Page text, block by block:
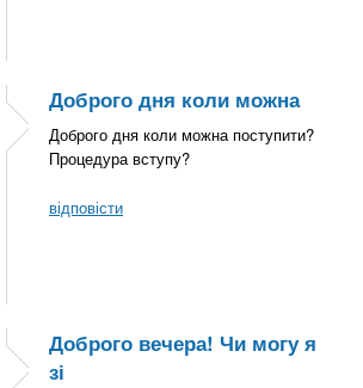
Доброго дня коли можна
Доброго дня коли можна поступити?
Процедура вступу?
відповісти
Доброго вечера! Чи могу я
зі